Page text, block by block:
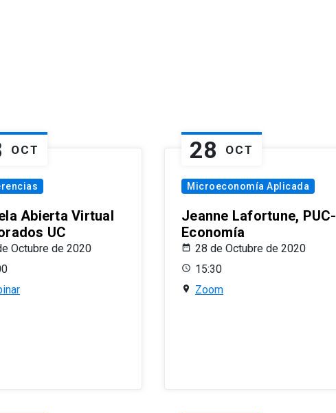
OCT
Abierta Virtual
UC
Octubre de 2020
28 OCT
Microeconomía Aplicada
Jeanne Lafortune, PUC-
Economía
28 de Octubre de 2020
15:30
Zoom